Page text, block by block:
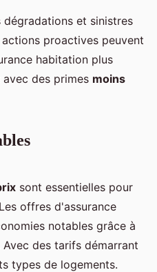
et sinistres
proactives peuvent
habitation plus
des primes moins
sont essentielles pour
offres d'assurance
notables grâce à
des tarifs démarrant
types de logements.